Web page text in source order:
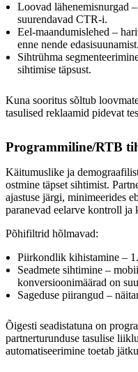
Loovad lähenemisnurgad
suurendavad CTR-i.
Eel-maandumislehed –
enne nende edasisuunamist.
Sihtrühma
sihtimise täpsust.
Kuna sooritus sõltub
tasulised reklaamid pidevat
Programmiline/RTB
Käitumuslike ja
ostmine täpset sihtimist.
ajastuse järgi, minimeerides
paranevad eelarve kontroll ja
Põhifiltrid hõlmavad:
Piirkondlik kihistamine –
Seadmete sihtimine –
konversioonimäärad on
Sageduse piirangud –
Õigesti seadistatuna on
partnerturunduse tasulise
automatiseerimine toetab